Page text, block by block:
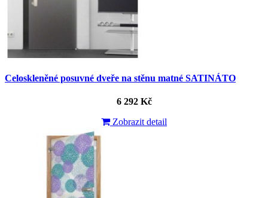
Celoskleněné posuvné dveře na stěnu matné SATINÁTO
6 292 Kč
Zobrazit detail